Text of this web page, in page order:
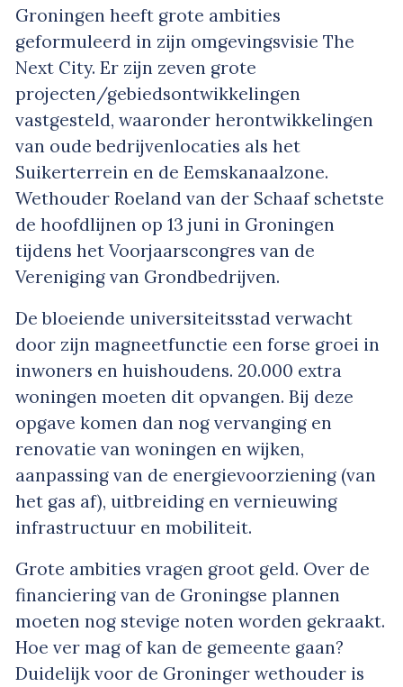
Groningen heeft grote ambities
geformuleerd in zijn omgevingsvisie The
Next City. Er zijn zeven grote
projecten/gebiedsontwikkelingen
vastgesteld, waaronder herontwikkelingen
van oude bedrijvenlocaties als het
Suikerterrein en de Eemskanaalzone.
Wethouder Roeland van der Schaaf schetste
de hoofdlijnen op 13 juni in Groningen
tijdens het Voorjaarscongres van de
Vereniging van Grondbedrijven.
De bloeiende universiteitsstad verwacht
door zijn magneetfunctie een forse groei in
inwoners en huishoudens. 20.000 extra
woningen moeten dit opvangen. Bij deze
opgave komen dan nog vervanging en
renovatie van woningen en wijken,
aanpassing van de energievoorziening (van
het gas af), uitbreiding en vernieuwing
infrastructuur en mobiliteit.
Grote ambities vragen groot geld. Over de
financiering van de Groningse plannen
moeten nog stevige noten worden gekraakt.
Hoe ver mag of kan de gemeente gaan?
Duidelijk voor de Groninger wethouder is